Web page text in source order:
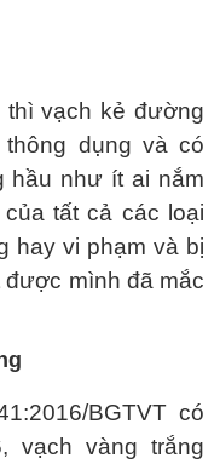
thì vạch kẻ đường
dụng và có
hầu như ít ai nắm
tất cả các loại
hay vi phạm và bị
được mình đã mắc
BGTVT có
vạch vàng trắng